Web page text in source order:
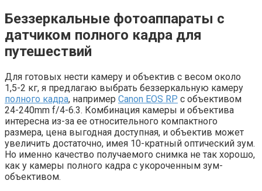
Беззеркальные фотоаппараты с
датчиком полного кадра для
путешествий
Для готовых нести камеру и объектив с весом около
1,5-2 кг, я предлагаю выбрать беззеркальную камеру
полного кадра, например Canon EOS RP с объективом
24-240mm f/4-6.3. Комбинация камеры и объектива
интересна из-за ее относительного компактного
размера, цена выгодная доступная, и объектив может
увеличить достаточно, имея 10-кратный оптический зум.
Но именно качество получаемого снимка не так хорошо,
как у камеры полного кадра с укороченным зум-
объективом.